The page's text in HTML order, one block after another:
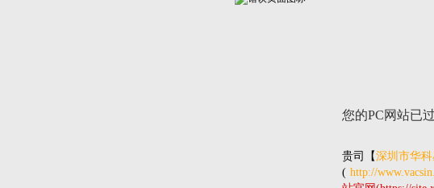
您的PC网站已
贵司 【深圳市华
( http://